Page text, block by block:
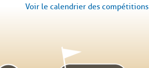
Voir le calendrier des compétitions